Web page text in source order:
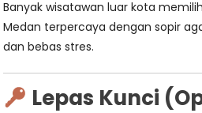
Banyak wisatawan luar kota
Medan terpercaya dengan sopir
dan bebas stres.
Lepas Kunci